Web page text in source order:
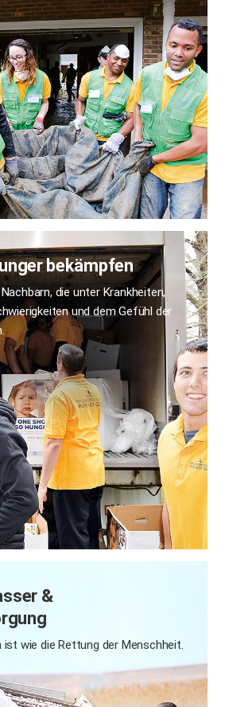
bekämpfen
die unter Krankheiten,
und dem Gefühl der
&
wie die Rettung der Menschheit.